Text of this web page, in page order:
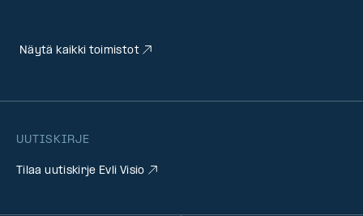
UUTISKIRJE
Tilaa uutiskirje Evli Visio
Näytä kaikki toimistot